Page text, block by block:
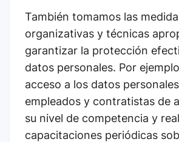
También tomamos las
organizativas y técnicas
garantizar la protección
datos personales. Por
acceso a los datos
empleados y contratistas de
su nivel de competencia y
capacitaciones periódicas